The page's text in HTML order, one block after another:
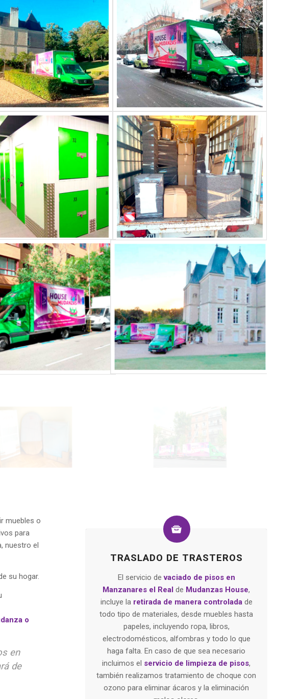
muebles o
para
nuestro el
su hogar.
o
en
de
TRASLADO DE TRASTEROS
El servicio devaciado de pisosen
Manzanares el Real de Mudanzas House,
incluye la retirada de manera controladade
todo tipo de materiales, desde muebles hasta
papeles, incluyendo ropa, libros,
electrodomésticos, alfombras y todo lo que
haga falta. En caso de que sea necesario
incluimos el servicio de limpieza de pisos,
también realizamos tratamiento de choque con
ozono para eliminar ácaros y la eliminación